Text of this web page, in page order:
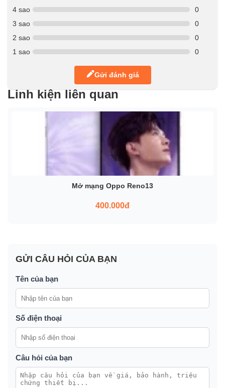
4 sao
0
3 sao
0
2 sao
0
1 sao
0
Gửi đánh giá
Linh kiện liên quan
Mở mạng Oppo Reno13
400.000đ
GỬI CÂU HỎI CỦA BẠN
Tên của bạn
Số điện thoại
Câu hỏi của bạn